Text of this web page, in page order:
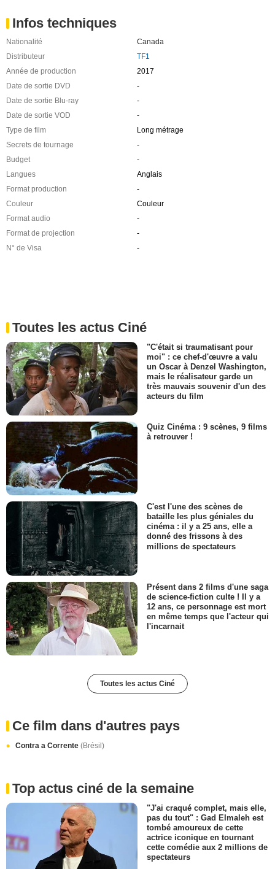
Infos techniques
Nationalité
Canada
Distributeur
TF1
Année de production
2017
Date de sortie DVD
-
Date de sortie Blu-ray
-
Date de sortie VOD
-
Type de film
Long métrage
Secrets de tournage
-
Budget
-
Langues
Anglais
Format production
-
Couleur
Couleur
Format audio
-
Format de projection
-
N° de Visa
-
Toutes les actus Ciné
"C'était si traumatisant pour
moi" : ce chef-d'œuvre a valu
un Oscar à Denzel Washington,
mais le réalisateur garde un
très mauvais souvenir d'un des
acteurs du film
Quiz Cinéma : 9 scènes, 9 films
à retrouver !
C'est l'une des scènes de
bataille les plus géniales du
cinéma : il y a 25 ans, elle a
donné des frissons à des
millions de spectateurs
Présent dans 2 films d'une saga
de science-fiction culte ! Il y a
12 ans, ce personnage est mort
en même temps que l'acteur qui
l'incarnait
Toutes les actus Ciné
Ce film dans d'autres pays
Contra a Corrente (Brésil)
Top actus ciné de la semaine
"J'ai craqué complet, mais elle,
pas du tout" : Gad Elmaleh est
tombé amoureux de cette
actrice iconique en tournant
cette comédie aux 2 millions de
spectateurs